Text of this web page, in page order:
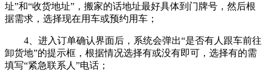
址”和“收货地址”，搬家的话地址最好具体到门牌号，然后根
据需求，选择现在用车或预约用车；
4、进入订单确认界面后，系统会弹出“是否有人跟车前往
卸货地”的提示框，根据情况选择有或没有即可，选择有的需
填写“紧急联系人”电话；